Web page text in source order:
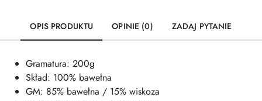
OPIS PRODUKTU OPINIE (0) ZADAJ PYTANIE
Gramatura: 200g
Skład: 100% bawełna
GM: 85% bawełna / 15% wiskoza